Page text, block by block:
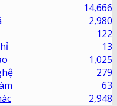
14,666
2,980
122
13
1,025
279
63
2,948